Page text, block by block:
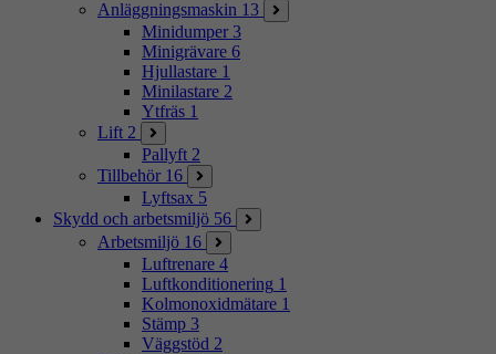
Anläggningsmaskin 13
Minidumper 3
Minigrävare 6
Hjullastare 1
Minilastare 2
Ytfräs 1
Lift 2
Pallyft 2
Tillbehör 16
Lyftsax 5
Skydd och arbetsmiljö 56
Arbetsmiljö 16
Luftrenare 4
Luftkonditionering 1
Kolmonoxidmätare 1
Stämp 3
Väggstöd 2